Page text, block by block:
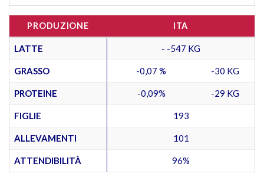
PRODUZIONE ITA
LATTE - -547 KG
GRASSO -0,07 % -30 KG
PROTEINE -0,09% -29 KG
FIGLIE 193
ALLEVAMENTI 101
ATTENDIBILITÀ 96%